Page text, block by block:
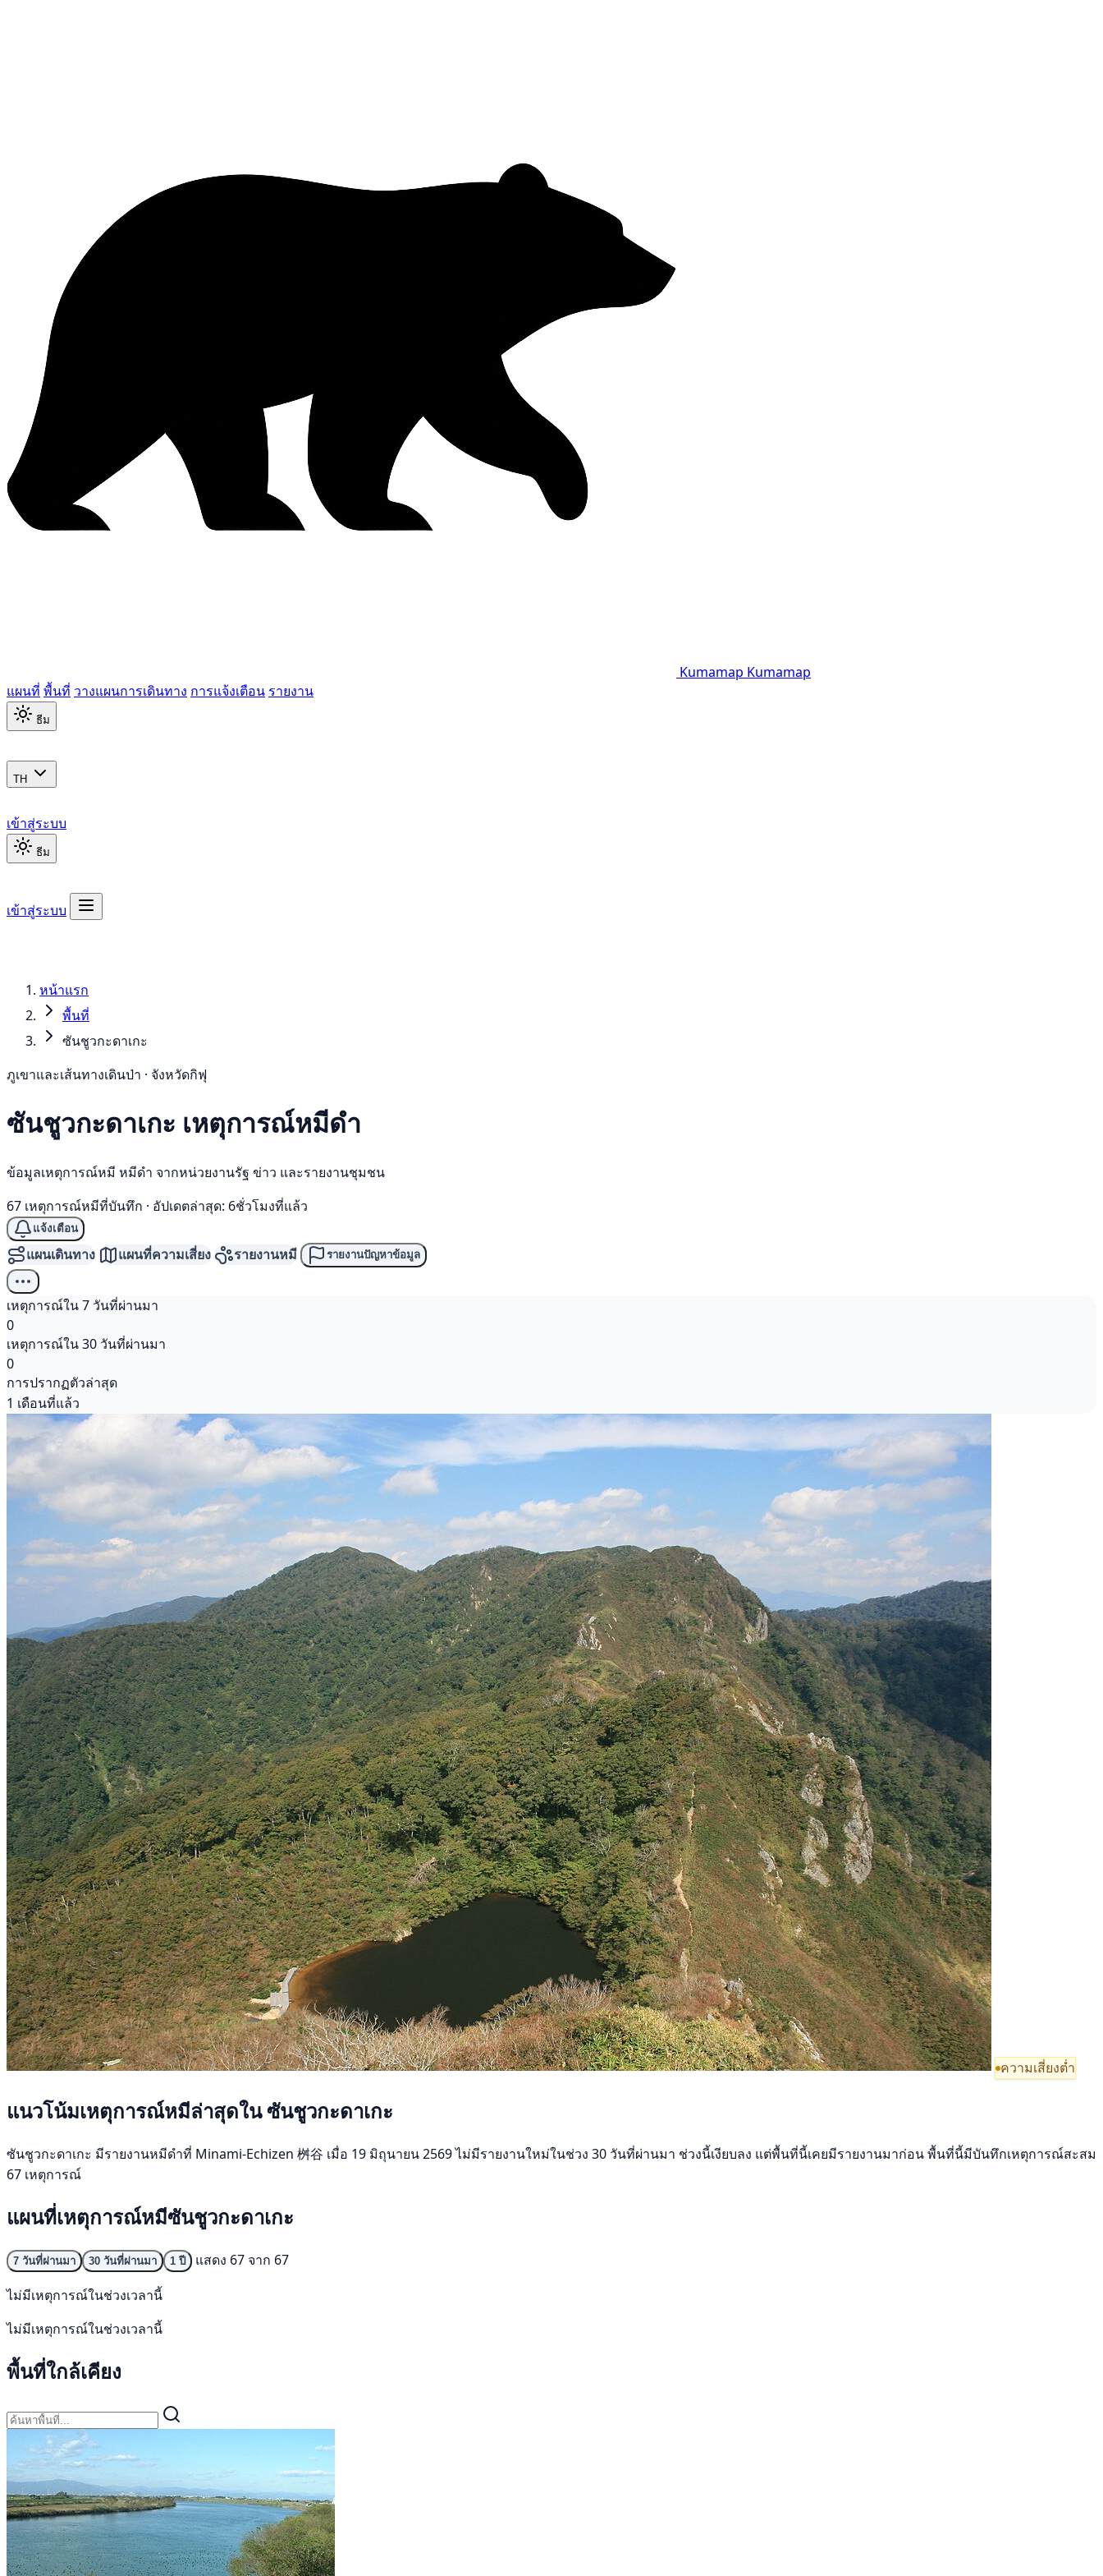
Kumamap Kumamap
แผนที่ พื้นที่ วางแผนการเดินทาง การแจ้งเตือน รายงาน
ธีม
TH
เข้าสู่ระบบ
ธีม
เข้าสู่ระบบ
หน้าแรก
พื้นที่
ซันชูวกะดาเกะ
ภูเขาและเส้นทางเดินป่า · จังหวัดกิฟุ
ซันชูวกะดาเกะ เหตุการณ์หมีดำ
ข้อมูลเหตุการณ์หมี หมีดำ จากหน่วยงานรัฐ ข่าว และรายงานชุมชน
67 เหตุการณ์หมีที่บันทึก · อัปเดตล่าสุด: 6ชั่วโมงที่แล้ว
แจ้งเตือน
แผนเดินทาง แผนที่ความเสี่ยง รายงานหมี รายงานปัญหาข้อมูล
เหตุการณ์ใน 7 วันที่ผ่านมา
0
เหตุการณ์ใน 30 วันที่ผ่านมา
0
การปรากฏตัวล่าสุด
1 เดือนที่แล้ว
ความเสี่ยงต่ำ
แนวโน้มเหตุการณ์หมีล่าสุดใน ซันชูวกะดาเกะ
ซันชูวกะดาเกะ มีรายงานหมีดำที่ Minami-Echizen 桝谷 เมื่อ 19 มิถุนายน 2569 ไม่มีรายงานใหม่ในช่วง 30 วันที่ผ่านมา ช่วงนี้เงียบลง แต่พื้นที่นี้เคยมีรายงานมาก่อน พื้นที่นี้มีบันทึกเหตุการณ์สะสม
67 เหตุการณ์
แผนที่เหตุการณ์หมีซันชูวกะดาเกะ
7 วันที่ผ่านมา 30 วันที่ผ่านมา 1 ปี
แสดง 67 จาก 67
ไม่มีเหตุการณ์ในช่วงเวลานี้
ไม่มีเหตุการณ์ในช่วงเวลานี้
พื้นที่ใกล้เคียง